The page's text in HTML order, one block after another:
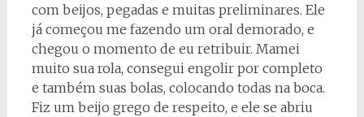
com beijos, pegadas e muitas preliminares. Ele
já começou me fazendo um oral demorado, e
chegou o momento de eu retribuir. Mamei
muito sua rola, consegui engolir por completo
e também suas bolas, colocando todas na boca.
Fiz um beijo grego de respeito, e ele se abriu